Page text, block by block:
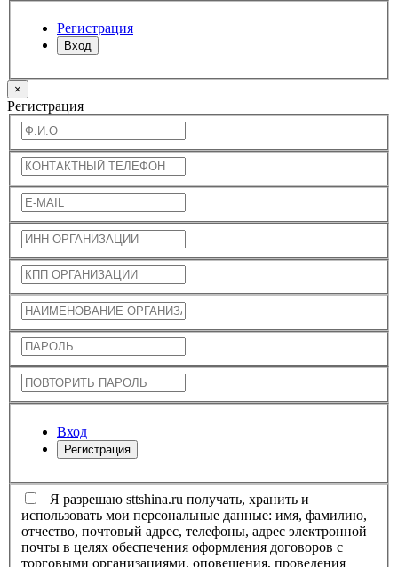
Регистрация
Вход
×
Регистрация
Вход
Регистрация
Я разрешаю sttshina.ru получать, хранить и
использовать мои персональные данные: имя, фамилию,
отчество, почтовый адрес, телефоны, адрес электронной
почты в целях обеспечения оформления договоров с
торговыми организациями, оповещения, проведения